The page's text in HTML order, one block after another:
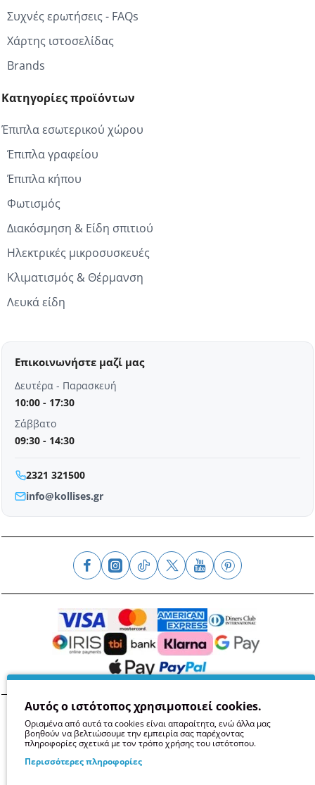
Συχνές ερωτήσεις - FAQs
Χάρτης ιστοσελίδας
Brands
Κατηγορίες προϊόντων
Έπιπλα εσωτερικού χώρου
Έπιπλα γραφείου
Έπιπλα κήπου
Φωτισμός
Διακόσμηση & Είδη σπιτιού
Ηλεκτρικές μικροσυσκευές
Κλιματισμός & Θέρμανση
Λευκά είδη
Επικοινωνήστε μαζί μας
Δευτέρα - Παρασκευή
10:00 - 17:30
Σάββατο
09:30 - 14:30
2321 321500
info@kollises.gr
ΌροιΑπόρρητοΑσφάλειαGDPR Cookies
Αυτός ο ιστότοπος χρησιμοποιεί cookies.
Ορισμένα από αυτά τα cookies είναι απαραίτητα, ενώ άλλα μας
βοηθούν να βελτιώσουμε την εμπειρία σας παρέχοντας
πληροφορίες σχετικά με τον τρόπο χρήσης του ιστότοπου.
Περισσότερες πληροφορίες